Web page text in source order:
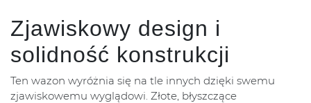
Zjawiskowy design i
solidność konstrukcji
Ten wazon wyróżnia się na tle innych dzięki swemu
zjawiskowemu wyglądowi. Złote, błyszczące